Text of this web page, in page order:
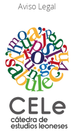
Aviso Legal